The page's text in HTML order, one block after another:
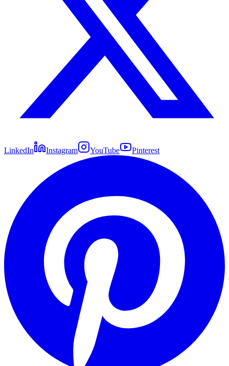
LinkedIn Instagram YouTube Pinterest